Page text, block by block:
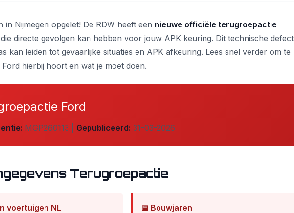
in Nijmegen opgelet! De RDW heeft een nieuwe officiële terugroepactie
directe gevolgen kan hebben voor jouw APK keuring. Dit technische defect
kan leiden tot gevaarlijke situaties en APK afkeuring. Lees snel verder om te
hierbij hoort en wat je moet doen.
Ford
MGP260113 | Gepubliceerd: 31-03-2026
Terugroepactie
voertuigen NL 📅 Bouwjaren